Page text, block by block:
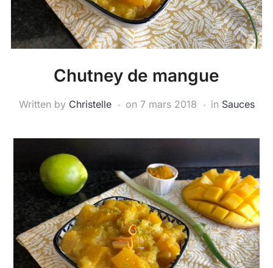
Chutney de mangue
Written by Christelle on 7 mars 2018 in Sauces